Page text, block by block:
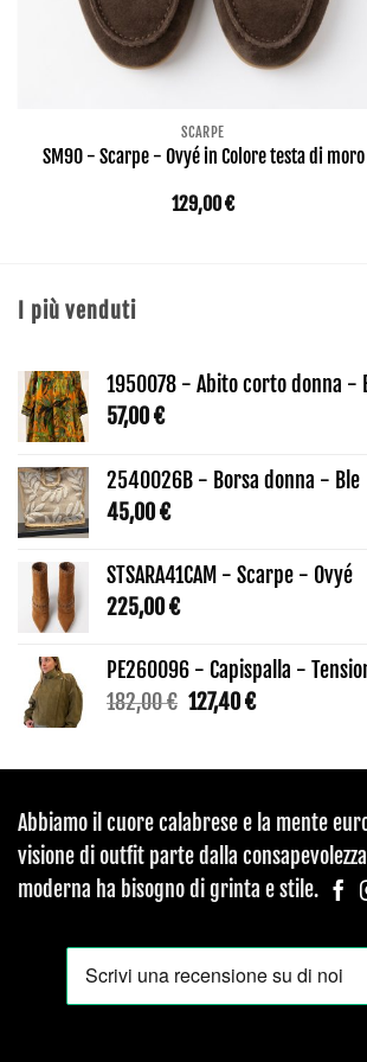
SCARPE
SM90 - Scarpe - Ovyé in Colore testa di moro
129,00€
I più venduti
1950078 - Abito corto donna -
57,00€
2540026B - Borsa donna - Ble
45,00€
STSARA41CAM - Scarpe - Ovyé
225,00€
PE260096 - Capispalla -
182,00€ Il
182,00 €.
127,40€Il
127,40 €.
Abbiamo il cuore calabrese e la mente
visione di outfit parte dalla
moderna ha bisogno di grinta e stile.